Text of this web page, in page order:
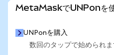
MetaMaskでUNPonを
UNPonを購入
数回のタップで始められま